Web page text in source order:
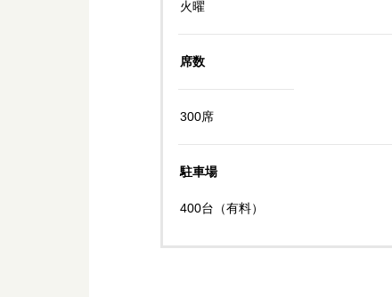
火曜
席数
300席
駐車場
400台（有料）